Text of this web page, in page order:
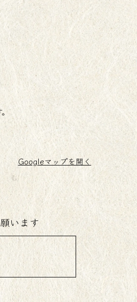
Googleマップを開く
います